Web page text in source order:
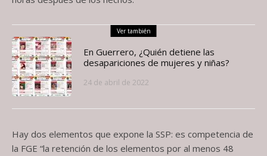
Ver también
En Guerrero, ¿Quién detiene las
desapariciones de mujeres y niñas?
24 de abril de 2022
Hay dos elementos que expone la SSP: es competencia de
la FGE “la retención de los elementos por al menos 48